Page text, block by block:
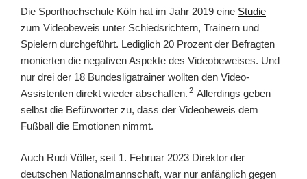
Die Sporthochschule Köln hat im Jahr 2019 eine Studie
zum Videobeweis unter Schiedsrichtern, Trainern und
Spielern durchgeführt. Lediglich 20 Prozent der Befragten
monierten die negativen Aspekte des Videobeweises. Und
nur drei der 18 Bundesligatrainer wollten den Video-
Assistenten direkt wieder abschaffen. 2 Allerdings geben
selbst die Befürworter zu, dass der Videobeweis dem
Fußball die Emotionen nimmt.
Auch Rudi Völler, seit 1. Februar 2023 Direktor der
deutschen Nationalmannschaft, war nur anfänglich gegen